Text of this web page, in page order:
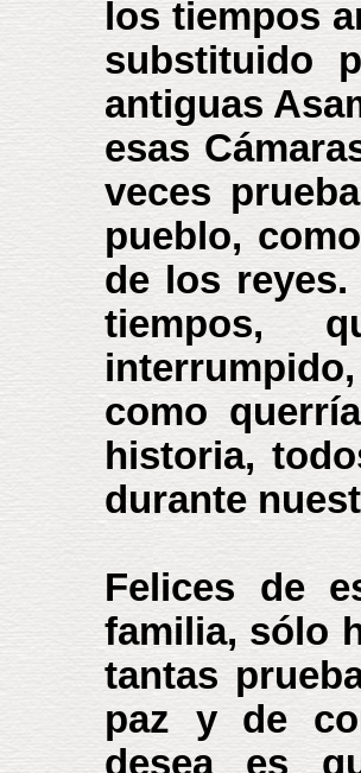
los tiempos
substituido
antiguas
esas
veces
pueblo,
de los
tiempos,
como
historia,
durante
Felices de
familia, sólo
tantas
paz y de
desea es